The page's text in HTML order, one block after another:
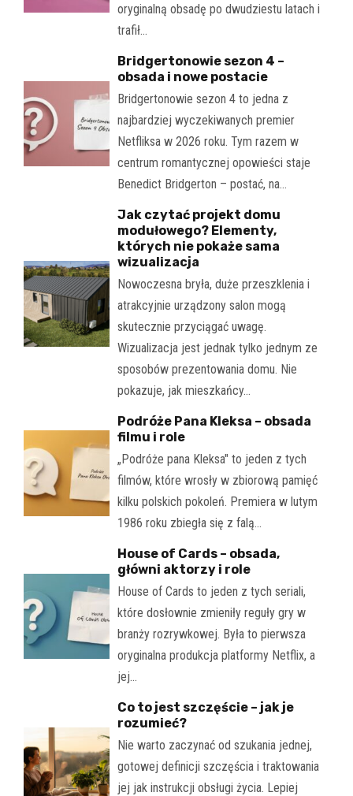
oryginalną obsadę po dwudziestu latach i
trafił…
Bridgertonowie sezon 4 –
obsada i nowe postacie
Bridgertonowie sezon 4 to jedna z
najbardziej wyczekiwanych premier
Netfliksa w 2026 roku. Tym razem w
centrum romantycznej opowieści staje
Benedict Bridgerton – postać, na…
Jak czytać projekt domu
modułowego? Elementy,
których nie pokaże sama
wizualizacja
Nowoczesna bryła, duże przeszklenia i
atrakcyjnie urządzony salon mogą
skutecznie przyciągać uwagę.
Wizualizacja jest jednak tylko jednym ze
sposobów prezentowania domu. Nie
pokazuje, jak mieszkańcy…
Podróże Pana Kleksa – obsada
filmu i role
„Podróże pana Kleksa" to jeden z tych
filmów, które wrosły w zbiorową pamięć
kilku polskich pokoleń. Premiera w lutym
1986 roku zbiegła się z falą…
House of Cards – obsada,
główni aktorzy i role
House of Cards to jeden z tych seriali,
które dosłownie zmieniły reguły gry w
branży rozrywkowej. Była to pierwsza
oryginalna produkcja platformy Netflix, a
jej…
Co to jest szczęście – jak je
rozumieć?
Nie warto zaczynać od szukania jednej,
gotowej definicji szczęścia i traktowania
jej jak instrukcji obsługi życia. Lepiej